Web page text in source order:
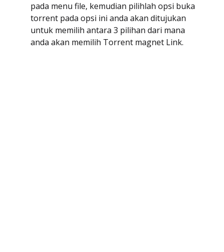
pada menu file, kemudian pilihlah opsi buka
torrent pada opsi ini anda akan ditujukan
untuk memilih antara 3 pilihan dari mana
anda akan memilih Torrent magnet Link.